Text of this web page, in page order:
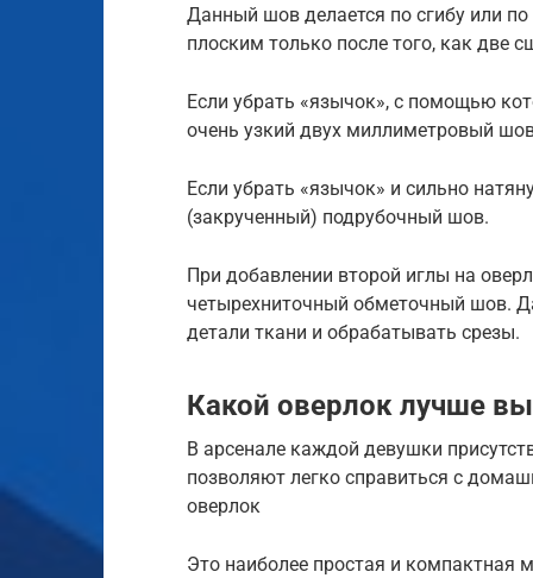
Данный шов делается по сгибу или
плоским только после того, как две
Если убрать «язычок», с помощью
очень узкий двух миллиметровый
Если убрать «язычок» и сильно
(закрученный) подрубочный шов.
При добавлении второй иглы на
четырехниточный обметочный шов.
детали ткани и обрабатывать срезы.
Какой оверлок лучше
В арсенале каждой девушки
позволяют легко справиться с
оверлок
Это наиболее простая и компактная